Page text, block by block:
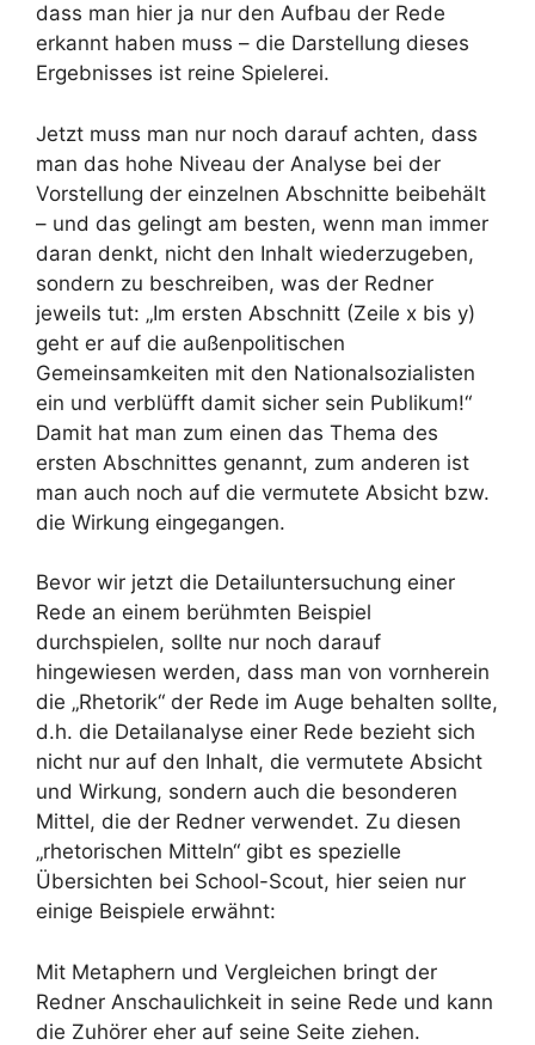
dass man hier ja nur den Aufbau der Rede
erkannt haben muss – die Darstellung dieses
Ergebnisses ist reine Spielerei.
Jetzt muss man nur noch darauf achten, dass
man das hohe Niveau der Analyse bei der
Vorstellung der einzelnen Abschnitte beibehält
– und das gelingt am besten, wenn man immer
daran denkt, nicht den Inhalt wiederzugeben,
sondern zu beschreiben, was der Redner
jeweils tut: „Im ersten Abschnitt (Zeile x bis y)
geht er auf die außenpolitischen
Gemeinsamkeiten mit den Nationalsozialisten
ein und verblüfft damit sicher sein Publikum!“
Damit hat man zum einen das Thema des
ersten Abschnittes genannt, zum anderen ist
man auch noch auf die vermutete Absicht bzw.
die Wirkung eingegangen.
Bevor wir jetzt die Detailuntersuchung einer
Rede an einem berühmten Beispiel
durchspielen, sollte nur noch darauf
hingewiesen werden, dass man von vornherein
die „Rhetorik“ der Rede im Auge behalten sollte,
d.h. die Detailanalyse einer Rede bezieht sich
nicht nur auf den Inhalt, die vermutete Absicht
und Wirkung, sondern auch die besonderen
Mittel, die der Redner verwendet. Zu diesen
„rhetorischen Mitteln“ gibt es spezielle
Übersichten bei School-Scout, hier seien nur
einige Beispiele erwähnt:
Mit Metaphern und Vergleichen bringt der
Redner Anschaulichkeit in seine Rede und kann
die Zuhörer eher auf seine Seite ziehen.